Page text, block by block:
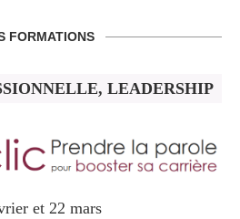
FORMATIONS
LEADERSHIP
et 22 mars